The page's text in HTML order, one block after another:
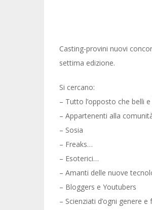
Casting-provini nuovi
settima edizione.
Si cercano:
– Tutto l’opposto che belli e
– Appartenenti alla
– Sosia
– Freaks…
– Esoterici…
– Amanti delle nuove
– Bloggers e Youtubers
– Scienziati d’ogni genere